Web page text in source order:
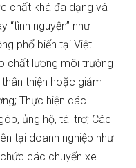
chất khá đa dạng và
“tình nguyện” như
phổ biến tại Việt
chất lượng môi trường
thiện hoặc giảm
Thực hiện các
ủng hộ, tài trợ; Các
tại doanh nghiệp như
các chuyến xe